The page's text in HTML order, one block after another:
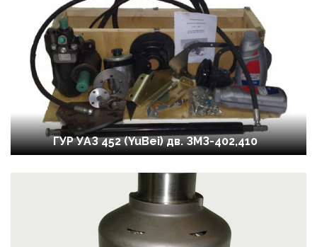
ГУР УАЗ 452 (YuBei) дв. ЗМЗ-402,410